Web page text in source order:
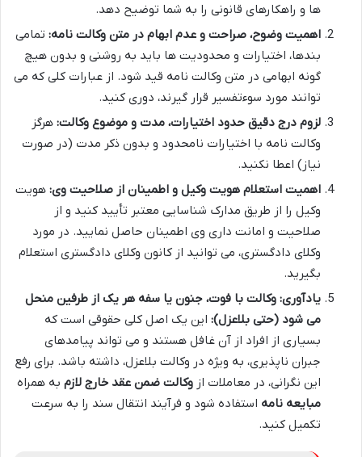
ها و راهکارهای قانونی را به شما توضیح دهد.
اهمیت وضوح، صراحت و عدم ابهام در متن وکالت نامه: تمامی
بندها، اختیارات و محدودیت ها باید به روشنی و بدون هیچ
گونه ابهامی در متن وکالت نامه قید شود. از عبارات کلی که می
توانند مورد سوءتفسیر قرار گیرند، دوری کنید.
لزوم درج دقیق حدود اختیارات، مدت و موضوع وکالت: هرگز
وکالت نامه با اختیارات نامحدود و بدون ذکر مدت (در صورت
نیاز) اعطا نکنید.
اهمیت استعلام هویت وکیل و اطمینان از صلاحیت وی: هویت
وکیل را از طریق مدارک شناسایی معتبر تأیید کنید و از
صلاحیت و امانت داری وی اطمینان حاصل نمایید. در مورد
وکلای دادگستری، می توانید از کانون وکلای دادگستری استعلام
بگیرید.
یادآوری: وکالت با فوت، جنون یا سفه هر یک از طرفین منحل
می شود (حتی بلاعزل): این یک اصل کلی حقوقی است که
بسیاری از افراد از آن غافل هستند و می تواند پیامدهای
جبران ناپذیری، به ویژه در وکالت بلاعزل، داشته باشد. برای رفع
این نگرانی، در معاملات از وکالت ضمن عقد خارج لازم به همراه
مبایعه نامه استفاده شود و فرآیند انتقال سند را به سرعت
تکمیل کنید.